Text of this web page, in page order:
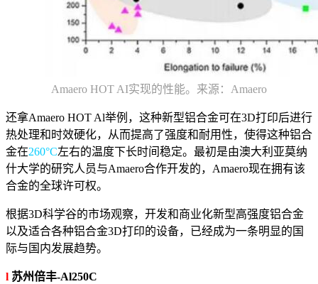
Amaero HOT AI实现的性能。来源：Amaero
还拿Amaero HOT Al举例，这种新型铝合金可在3D打印后进行
热处理和时效硬化，从而提高了强度和耐用性，使得这种铝合
金在260°C左右的温度下长时间稳定。最初是由澳大利亚莫纳
什大学的研究人员与Amaero合作开发的，Amaero现在拥有该
合金的全球许可权。
根据3D科学谷的市场观察，开发和商业化新型高强度铝合金
以及适合各种铝合金3D打印的设备，已经成为一条明显的国
际与国内发展趋势。
l 苏州倍丰-Al250C